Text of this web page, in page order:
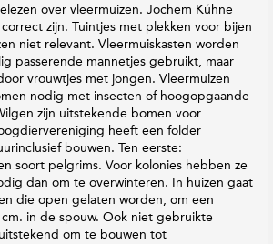
t
h
M
a
g
a
z
i
n
e
over vleermuizen. Jochem Kúhne
zijn. Tuintjes met plekken voor bijen
niet relevant. Vleermuiskasten worden
passerende mannetjes gebruikt, maar
vrouwtjes met jongen. Vleermuizen
nodig met insecten of hoogopgaande
zijn uitstekende bomen voor
heeft een folder
bouwen. Ten eerste:
soort pelgrims. Voor kolonies hebben ze
dan om te overwinteren. In huizen gaat
die open gelaten worden, om een
in de spouw. Ook niet gebruikte
om te bouwen tot